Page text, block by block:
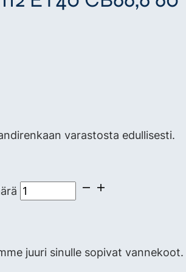
varastosta edullisesti.
juuri sinulle sopivat vannekoot.